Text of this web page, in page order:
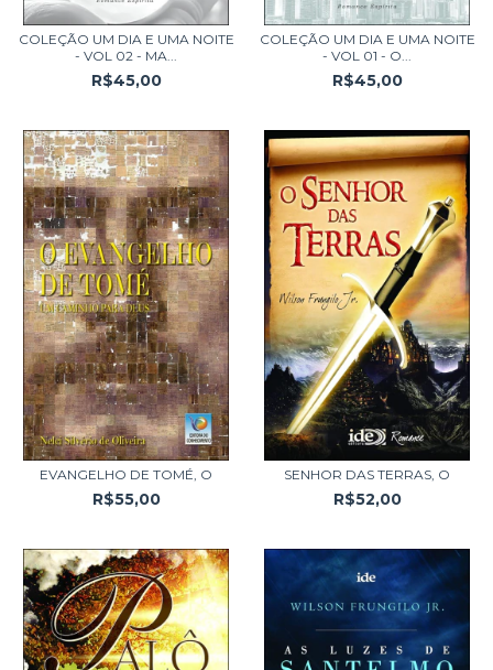
COLEÇÃO UM DIA E UMA NOITE
- VOL 02 - MA...
R$45,00
COLEÇÃO UM DIA E UMA NOITE
- VOL 01 - O...
R$45,00
EVANGELHO DE TOMÉ, O
R$55,00
SENHOR DAS TERRAS, O
R$52,00